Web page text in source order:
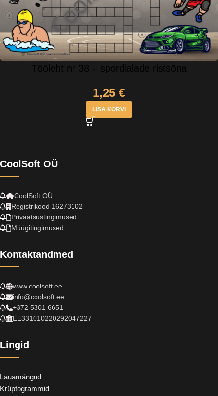
Tööleht nr 38 – spordialade ristsõna
1,25 €
LISA KORVI
CoolSoft OÜ
CoolSoft OÜ
Registrikood 16273102
Privaatsustingimused
Müügitingimused
Kontaktandmed
www.coolsoft.ee
info@coolsoft.ee
+372 5301 6651
EE331010220292047227
Lingid
Lauamängud
Krüptogrammid